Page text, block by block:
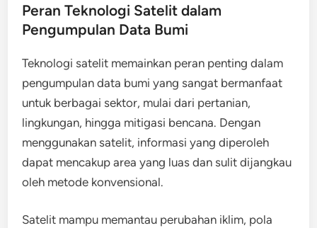
Peran Teknologi Satelit dalam
Pengumpulan Data Bumi
Teknologi satelit memainkan peran penting dalam
pengumpulan data bumi yang sangat bermanfaat
untuk berbagai sektor, mulai dari pertanian,
lingkungan, hingga mitigasi bencana. Dengan
menggunakan satelit, informasi yang diperoleh
dapat mencakup area yang luas dan sulit dijangkau
oleh metode konvensional.
Satelit mampu memantau perubahan iklim, pola